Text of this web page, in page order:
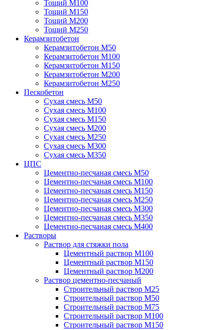
Тощий М100
Тощий М150
Тощий М200
Тощий М250
Керамзитобетон
Керамзитобетон М50
Керамзитобетон М100
Керамзитобетон М150
Керамзитобетон М200
Керамзитобетон М250
Пескобетон
Сухая смесь М50
Сухая смесь М100
Сухая смесь М150
Сухая смесь М200
Сухая смесь М250
Сухая смесь М300
Сухая смесь М350
ЦПС
Цементно-песчаная смесь М50
Цементно-песчаная смесь М100
Цементно-песчаная смесь М150
Цементно-песчаная смесь М250
Цементно-песчаная смесь М300
Цементно-песчаная смесь М350
Цементно-песчаная смесь М400
Растворы
Раствор для стяжки пола
Цементный раствор М100
Цементный раствор М150
Цементный раствор М200
Раствор цементно-песчаный
Строительный раствор М25
Строительный раствор М50
Строительный раствор М75
Строительный раствор М100
Строительный раствор М150